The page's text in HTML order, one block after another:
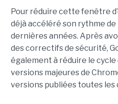
Pour réduire cette fenêtre
déjà accéléré son rythme
dernières années. Après
des correctifs de sécurité,
également à réduire le
versions majeures de
versions publiées toutes les